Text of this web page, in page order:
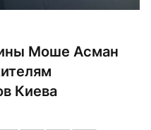
Моше Асман
Киева